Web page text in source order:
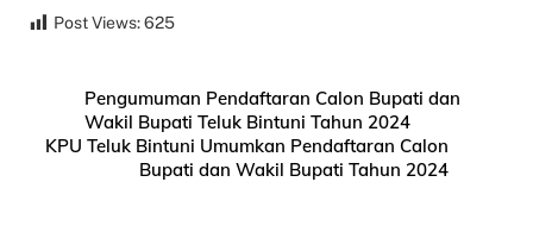
Post Views: 625
Pengumuman Pendaftaran Calon Bupati dan
Wakil Bupati Teluk Bintuni Tahun 2024
KPU Teluk Bintuni Umumkan Pendaftaran Calon
Bupati dan Wakil Bupati Tahun 2024